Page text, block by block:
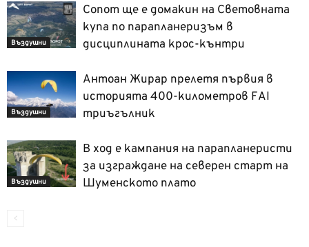
Въздушни
Сопот ще е домакин на Световната
купа по парапланеризъм в
дисциплината крос-кънтри
Въздушни
Антоан Жирар прелетя първия в
историята 400-километров FAI
триъгълник
Въздушни
В ход е кампания на парапланеристи
за изграждане на северен старт на
Шуменското плато